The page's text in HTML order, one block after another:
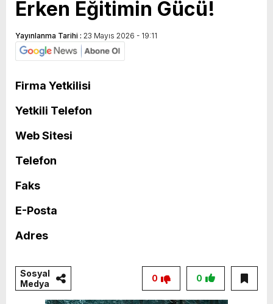
Erken Eğitimin Gücü!
Yayınlanma Tarihi : 23 Mayıs 2026 - 19:11
Firma Yetkilisi
Yetkili Telefon
Web Sitesi
Telefon
Faks
E-Posta
Adres
Sosyal
Medya
0
0